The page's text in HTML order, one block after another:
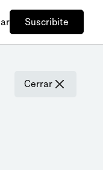
Suscribite
Cerrar